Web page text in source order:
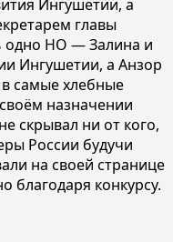
Ингушетии, а
главы
одно НО — Залина и
Ингушетии, а Анзор
самые хлебные
назначении
скрывал ни от кого,
России будучи
на своей странице
благодаря конкурсу.